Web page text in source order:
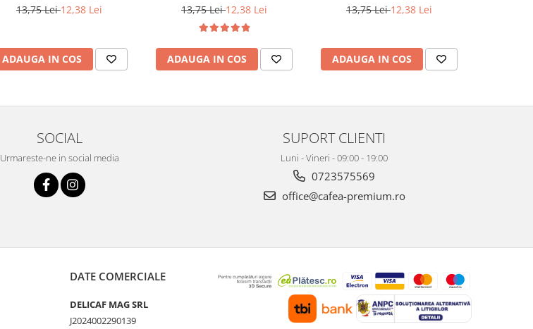
13,75 Lei12,38 Lei
ADAUGA IN COS
13,75 Lei12,38 Lei
ADAUGA IN COS
13,75 Lei12,38 Lei
ADAUGA IN COS
SOCIAL
Urmareste-ne in social media
SUPORT CLIENTI
Luni - Vineri - 09:00 - 19:00
0723575569
office@cafea-premium.ro
DATE COMERCIALE
DELICAF MAG SRL
J2024002290139